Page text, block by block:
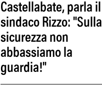
Castellabate, parla il
sindaco Rizzo: "Sulla
sicurezza non
abbassiamo la
guardia!"